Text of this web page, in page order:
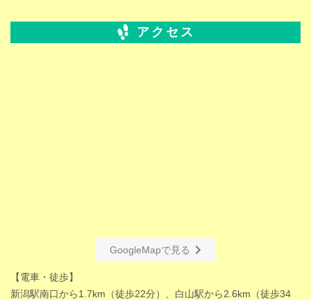
GoogleMapで見る
アクセス
【電車・徒歩】
新潟駅南口から1.7km（徒歩22分）、白山駅から2.6km（徒歩34